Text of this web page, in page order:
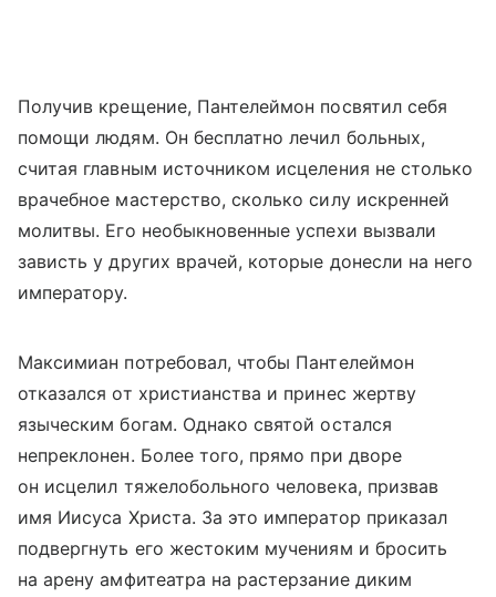
Получив крещение, Пантелеймон посвятил себя
помощи людям. Он бесплатно лечил больных,
считая главным источником исцеления не столько
врачебное мастерство, сколько силу искренней
молитвы. Его необыкновенные успехи вызвали
зависть у других врачей, которые донесли на него
императору.
Максимиан потребовал, чтобы Пантелеймон
отказался от христианства и принес жертву
языческим богам. Однако святой остался
непреклонен. Более того, прямо при дворе
он исцелил тяжелобольного человека, призвав
имя Иисуса Христа. За это император приказал
подвергнуть его жестоким мучениям и бросить
на арену амфитеатра на растерзание диким